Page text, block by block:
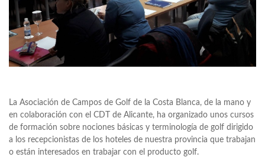
La Asociación de Campos de Golf de la Costa Blanca, de la mano y
en colaboración con el CDT de Alicante, ha organizado unos cursos
de formación sobre nociones básicas y terminología de golf dirigido
a los recepcionistas de los hoteles de nuestra provincia que trabajan
o están interesados en trabajar con el producto golf.